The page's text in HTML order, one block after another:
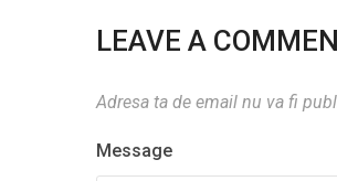
LEAVE A
Adresa ta de email nu va fi
Message